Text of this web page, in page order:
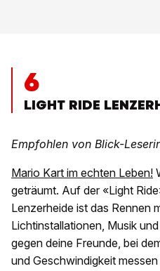
6
LIGHT RIDE
Empfohlen von Blick-
Mario Kart im echten Leben!
geträumt. Auf der «Light
Lenzerheide ist das Rennen
Lichtinstallationen, Musik
gegen deine Freunde, bei
und Geschwindigkeit